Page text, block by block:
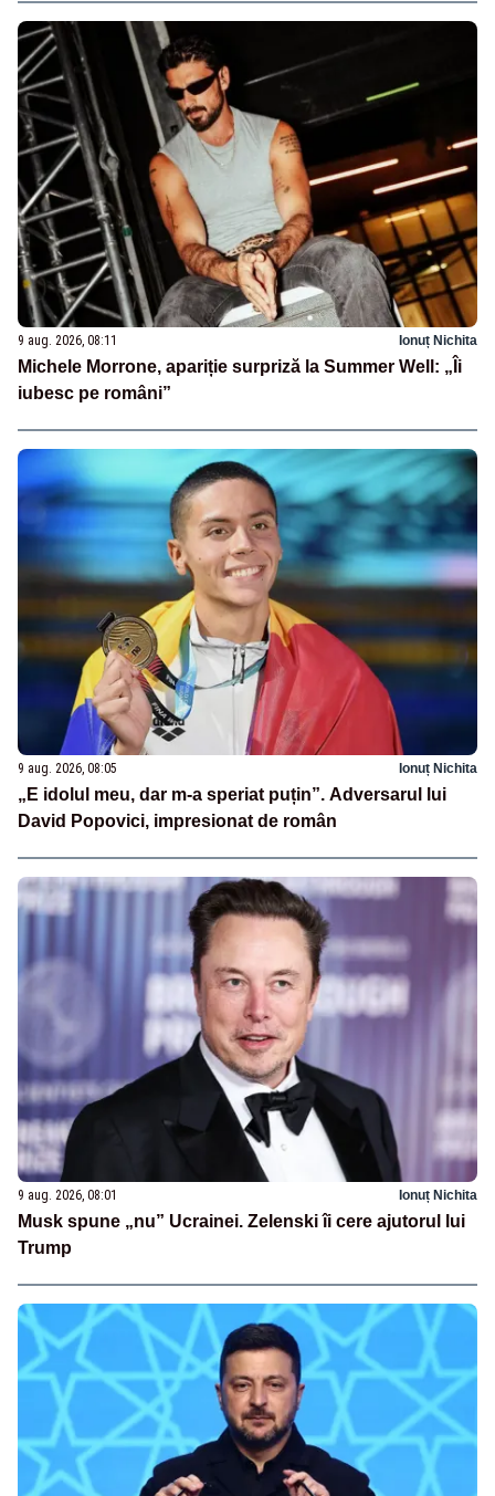
9 aug. 2026, 08:11 Ionuț Nichita
Michele Morrone, apariție surpriză la Summer Well: „Îi
iubesc pe români”
9 aug. 2026, 08:05 Ionuț Nichita
„E idolul meu, dar m-a speriat puțin”. Adversarul lui
David Popovici, impresionat de român
9 aug. 2026, 08:01 Ionuț Nichita
Musk spune „nu” Ucrainei. Zelenski îi cere ajutorul lui
Trump